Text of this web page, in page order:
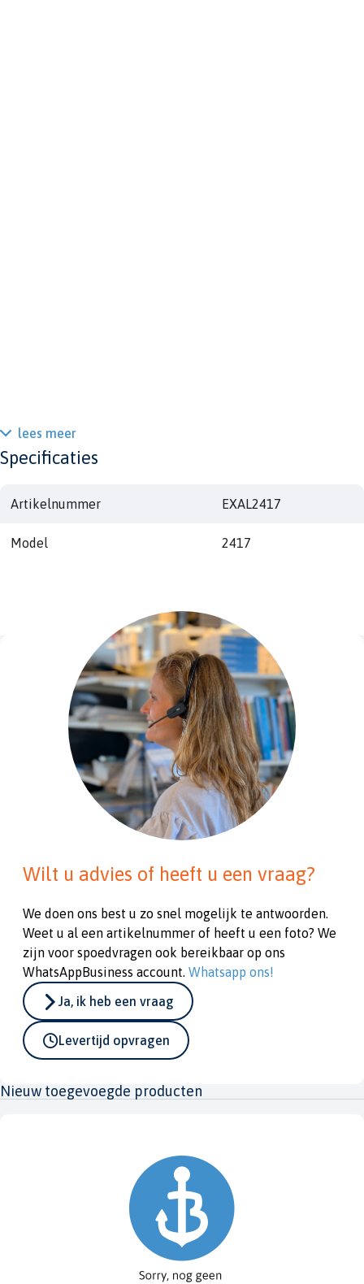
lees meer
Specificaties
Artikelnummer EXAL2417
Model 2417
Wilt u advies of heeft u een vraag?
We doen ons best u zo snel mogelijk te antwoorden.
Weet u al een artikelnummer of heeft u een foto? We
zijn voor spoedvragen ook bereikbaar op ons
WhatsAppBusiness account. Whatsapp ons!
Ja, ik heb een vraag
Levertijd opvragen
Nieuw toegevoegde producten